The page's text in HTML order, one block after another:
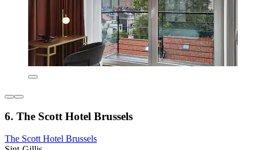
6. The Scott Hotel Brussels
The Scott Hotel Brussels